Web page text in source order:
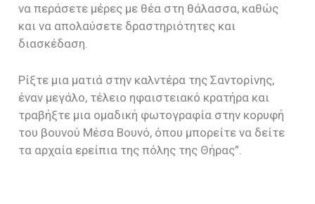
να περάσετε μέρες με θέα στη θάλασσα, καθώς
και να απολαύσετε δραστηριότητες και
διασκέδαση.
Ρίξτε μια ματιά στην καλντέρα της Σαντορίνης,
έναν μεγάλο, τέλειο ηφαιστειακό κρατήρα και
τραβήξτε μια ομαδική φωτογραφία στην κορυφή
του βουνού Μέσα Βουνό, όπου μπορείτε να δείτε
τα αρχαία ερείπια της πόλης της Θήρας”.